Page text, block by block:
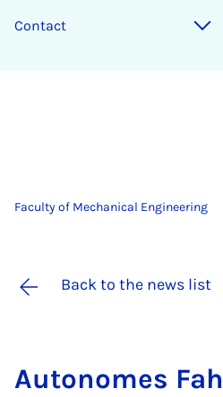
Contact
Faculty of Mechanical Engineering
Back to the news list
Autonomes